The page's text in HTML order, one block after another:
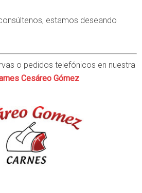
estamos deseando
o pedidos telefónicos en nuestra
Cesáreo Gómez